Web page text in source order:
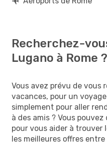
Recherchez-
Lugano à Rome ?
Vous avez prévu de vous
vacances, pour un
simplement pour aller
à des amis ? Vous
pour vous aider à trouver
les meilleures offres entre